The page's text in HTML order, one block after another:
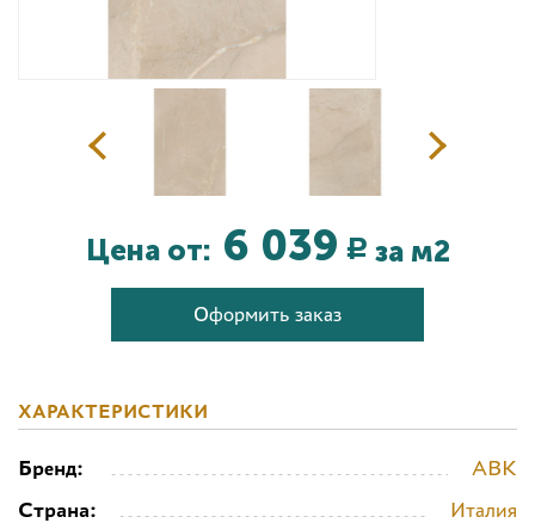
Цена от: 6 039 Р за м2
Оформить заказ
ХАРАКТЕРИСТИКИ
Бренд:
ABK
Страна:
Италия